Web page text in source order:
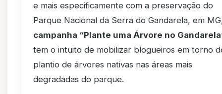
e mais especificamente com a preservação do
Parque Nacional da Serra do Gandarela, em
campanha “Plante uma Árvore no
tem o intuito de mobilizar blogueiros em torno
plantio de árvores nativas nas áreas mais
degradadas do parque.